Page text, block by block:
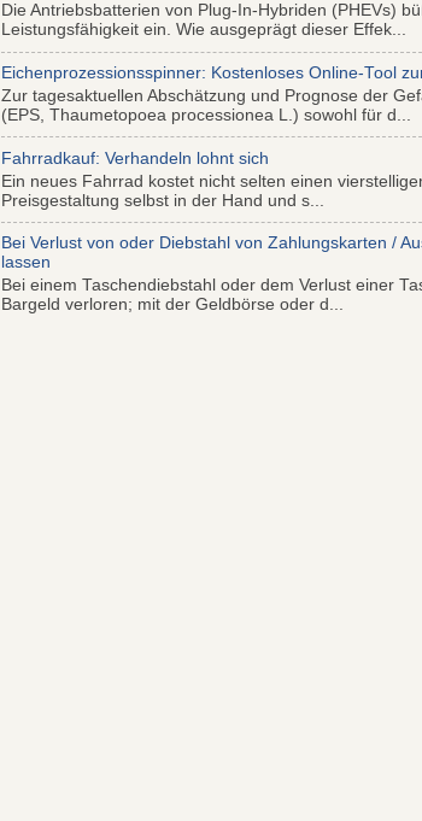
Die Antriebsbatterien von Plug-In-Hybriden (PHEVs)
Leistungsfähigkeit ein. Wie ausgeprägt dieser Effek...
Eichenprozessionsspinner: Kostenloses Online-Tool
Zur tagesaktuellen Abschätzung und Prognose der
(EPS, Thaumetopoea processionea L.) sowohl für d...
Fahrradkauf: Verhandeln lohnt sich
Ein neues Fahrrad kostet nicht selten einen
Preisgestaltung selbst in der Hand und s...
Bei Verlust von oder Diebstahl von Zahlungskarten /
lassen
Bei einem Taschendiebstahl oder dem Verlust einer
Bargeld verloren; mit der Geldbörse oder d...